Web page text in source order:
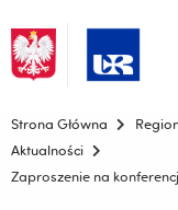
Menu - górna
Strona Główna
Aktualności
Zaproszenie na